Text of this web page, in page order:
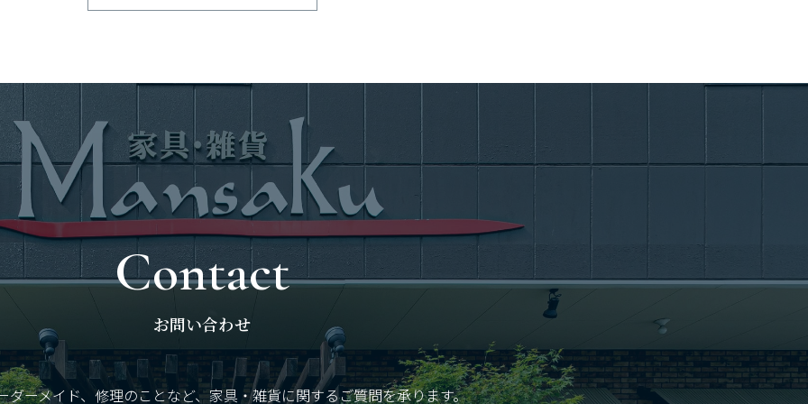
Contact
お問い合わせ
ダーメイド、修理のことなど、家具・雑貨に関するご質問を承ります。